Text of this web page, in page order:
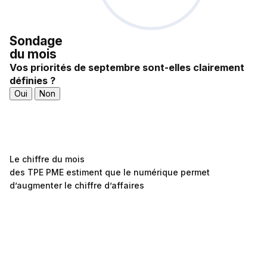
Sondage
du mois
Vos priorités de septembre sont-elles clairement
définies ?
Oui Non
Le chiffre du mois
des TPE PME estiment que le numérique permet
d’augmenter le chiffre d’affaires